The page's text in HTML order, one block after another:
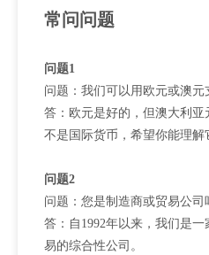
常问问题
问题1
问题：我们可以用欧元或澳元
答：欧元是好的，但澳大利
不是国际货币，希望你能理解
问题2
问题：您是制造商或贸易公司
答：自1992年以来，我们是
易的综合性公司。